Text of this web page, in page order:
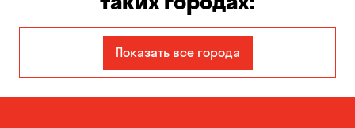
Авангард
Бабурка Балабино
Показать все города